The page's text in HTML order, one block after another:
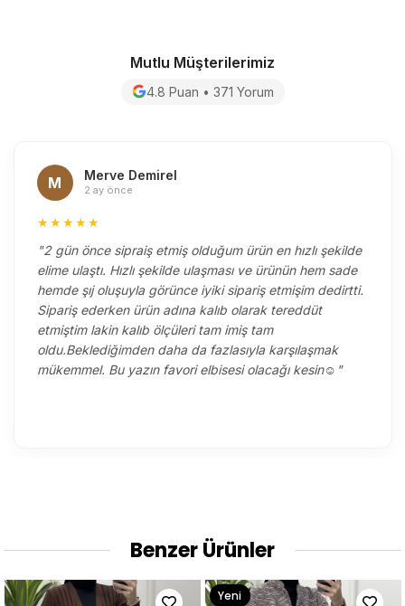
Mutlu Müşterilerimiz
4.8 Puan • 371 Yorum
M Merve Demirel
2 ay önce
★★★★★
"2 gün önce sipraiş etmiş olduğum ürün en hızlı şekilde
elime ulaştı. Hızlı şekilde ulaşması ve ürünün hem sade
hemde şıj oluşuyla görünce iyiki sipariş etmişim dedirtti.
Sipariş ederken ürün adına kalıb olarak tereddüt
etmiştim lakin kalıb ölçüleri tam imiş tam
oldu.Beklediğimden daha da fazlasıyla karşılaşmak
mükemmel. Bu yazın favori elbisesi olacağı kesin☺️"
Benzer Ürünler
Yeni